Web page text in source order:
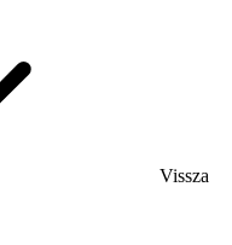
Vissza